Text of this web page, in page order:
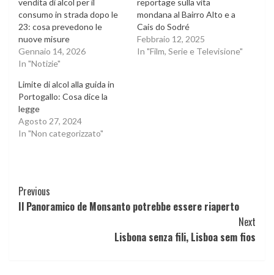
vendita di alcol per il
consumo in strada dopo le
23: cosa prevedono le
nuove misure
Gennaio 14, 2026
In "Notizie"
reportage sulla vita
mondana al Bairro Alto e a
Cais do Sodré
Febbraio 12, 2025
In "Film, Serie e Televisione"
Limite di alcol alla guida in
Portogallo: Cosa dice la
legge
Agosto 27, 2024
In "Non categorizzato"
Continue
Reading
Previous
Il Panoramico de Monsanto potrebbe essere riaperto
Next
Lisbona senza fili, Lisboa sem fios